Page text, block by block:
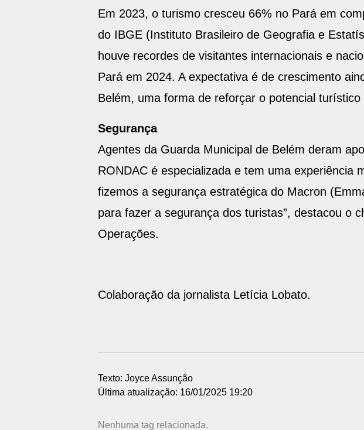
Em 2023, o turismo cresceu 66% no Pará em
do IBGE (Instituto Brasileiro de Geografia e
houve recordes de visitantes internacionais e
Pará em 2024. A expectativa é de crescimento
Belém, uma forma de reforçar o potencial
Segurança
Agentes da Guarda Municipal de Belém deram
RONDAC é especializada e tem uma experiência
fizemos a segurança estratégica do Macron
para fazer a segurança dos turistas”, destacou o
Operações.
Colaboração da jornalista Letícia Lobato.
Texto: Joyce Assunção
Última atualização: 16/01/2025 19:20
Nenhuma tag relacionada.